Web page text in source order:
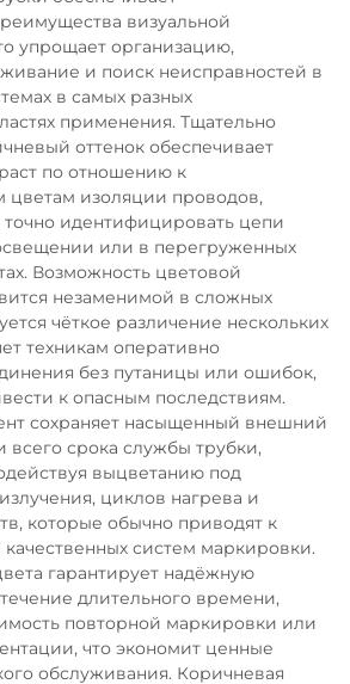
визуальной
упрощает организацию,
и поиск неисправностей в
в самых разных
применения. Тщательно
оттенок обеспечивает
по отношению к
цветам изоляции проводов,
точно идентифицировать цепи
или в перегруженных
Возможность цветовой
незаменимой в сложных
чёткое различение нескольких
техникам оперативно
без путаницы или ошибок,
к опасным последствиям.
сохраняет насыщенный внешний
всего срока службы трубки,
выцветанию под
циклов нагрева и
которые обычно приводят к
систем маркировки.
гарантирует надёжную
длительного времени,
повторной маркировки или
что экономит ценные
обслуживания. Коричневая